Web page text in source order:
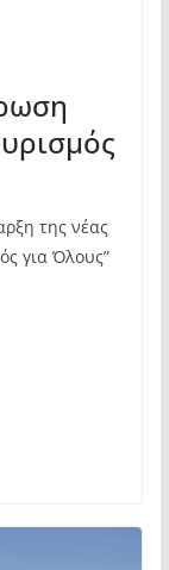
της νέας
για Όλους”